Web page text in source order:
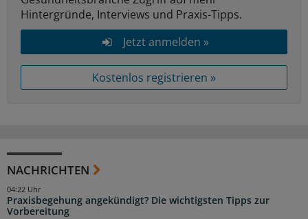
Hintergründe, Interviews und Praxis-Tipps.
Jetzt anmelden »
Kostenlos registrieren »
NACHRICHTEN
Praxisbegehung angekündigt? Die wichtigsten Tipps zur
Vorbereitung
04:22 Uhr